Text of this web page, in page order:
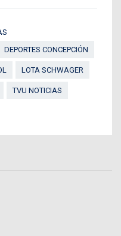
DEPORTES CONCEPCIÓN
LOTA SCHWAGER
TVU NOTICIAS